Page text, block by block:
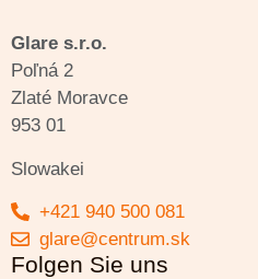
Glare s.r.o.
Poľná 2
Zlaté Moravce
953 01
Slowakei
+421 940 500 081
glare@centrum.sk
Folgen Sie uns